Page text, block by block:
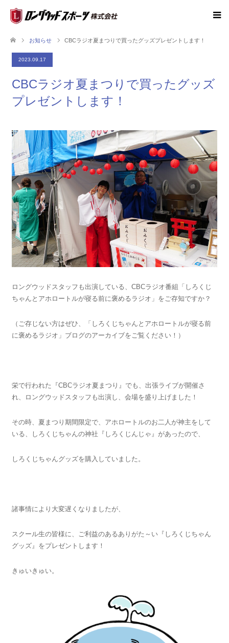
お知らせ CBCラジオ夏まつりで買ったグッズプレゼントします！
2023.09.17
CBCラジオ夏まつりで買ったグッズ
プレゼントします！
ロングウッドスタッフも出演している、CBCラジオ番組「しろくじ
ちゃんとアホロートルが寝る前に褒めるラジオ」をご存知ですか？
（ご存じない方はぜひ、「しろくじちゃんとアホロートルが寝る前
に褒めるラジオ」ブログのアーカイブをご覧ください！）
栄で行われた『CBCラジオ夏まつり』でも、出張ライブが開催さ
れ、ロングウッドスタッフも出演し、会場を盛り上げました！
その時、夏まつり期間限定で、アホロートルのお二人が神主をして
いる、しろくじちゃんの神社『しろくじんじゃ』があったので、
しろくじちゃんグッズを購入していました。
諸事情により大変遅くなりましたが、
スクール生の皆様に、ご利益のあるありがた～い『しろくじちゃん
グッズ』をプレゼントします！
きゅいきゅい。